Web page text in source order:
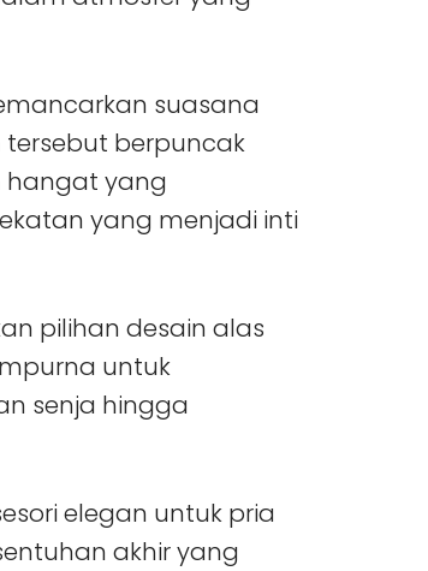
suasana
berpuncak
hangat yang
yang menjadi inti
pilihan desain alas
untuk
senja hingga
elegan untuk pria
akhir yang